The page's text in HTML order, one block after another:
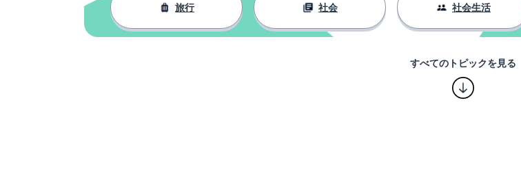
旅行 社会 社会生活
すべてのトピックを見る